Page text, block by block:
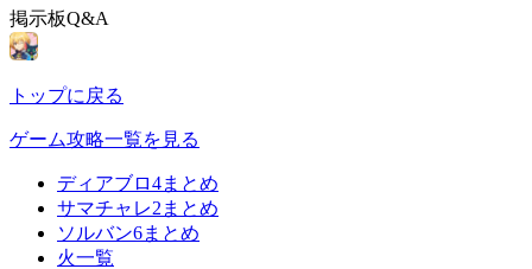
掲示板Q&A
トップに戻る
ゲーム攻略一覧を見る
ディアブロ4まとめ
サマチャレ2まとめ
ソルバン6まとめ
火一覧